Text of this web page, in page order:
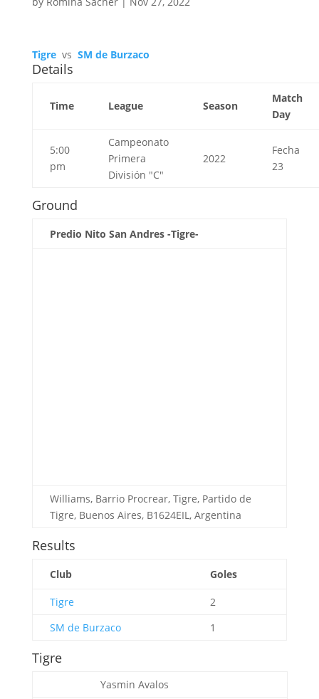
Tigre vs SM de Burzaco
Details
Time League Season
Match
Day
5:00
pm
Campeonato
Primera
División "C"
2022
Fecha
23
Ground
Predio Nito San Andres -Tigre-
Williams, Barrio Procrear, Tigre, Partido de
Tigre, Buenos Aires, B1624EIL, Argentina
Results
Club Goles
Tigre
2
SM de Burzaco
1
Tigre
Yasmin Avalos